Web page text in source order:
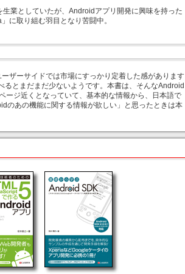
業としていたが、Androidアプリ開発に興味を持った
に取り組む羽目となり苦闘中。
ザーサイドでは市場にすっかり定着した感があります
とまだまだ少ないようです。本書は、そんなAndroid
ジ近くとなっていて、基本的な情報から、日本語で
のあの機能に関する情報が欲しい」と思ったときは本